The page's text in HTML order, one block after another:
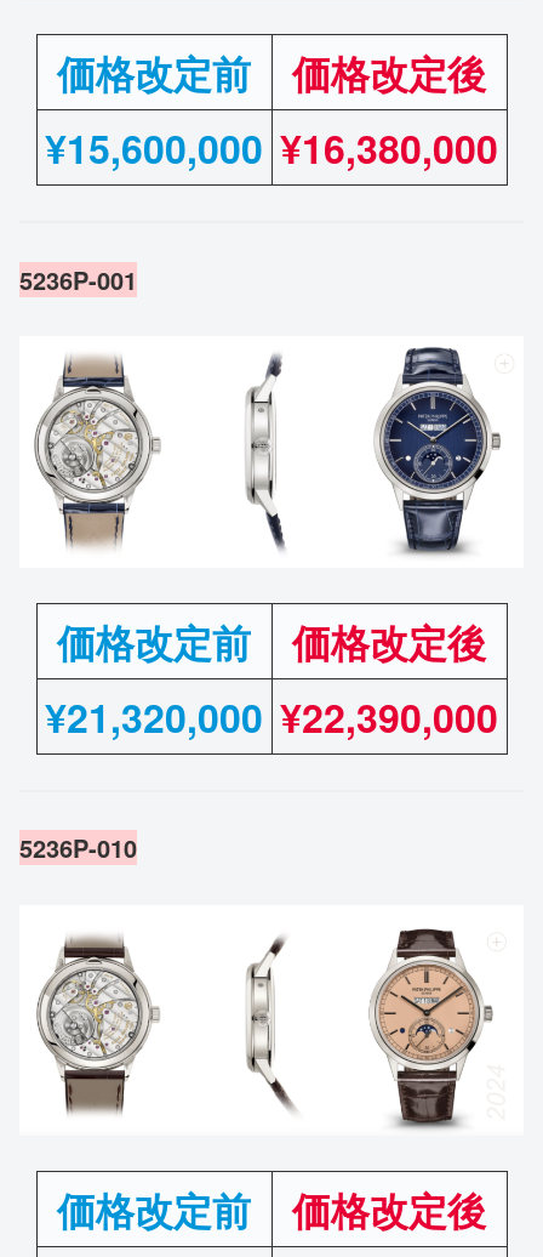
価格改定前
価格改定後
¥15,600,000 ¥16,380,000
5236P-001
価格改定前
価格改定後
¥21,320,000 ¥22,390,000
5236P-010
価格改定前 価格改定後